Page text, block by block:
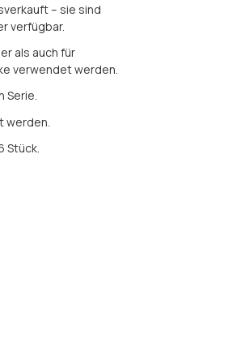
– sie sind
verfügbar.
als auch für
verwendet werden.
Serie.
werden.
Stück.